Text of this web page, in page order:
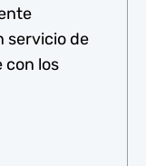
servicio de
con los